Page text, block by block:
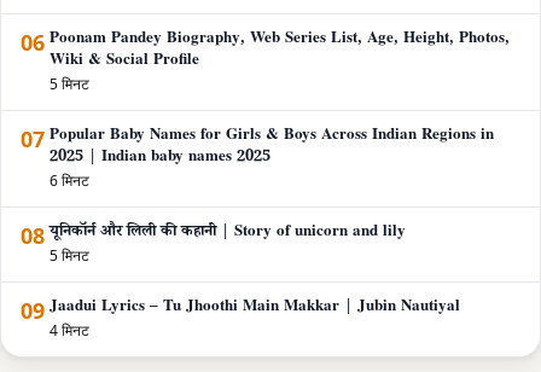
06 Poonam Pandey Biography, Web Series List, Age, Height, Photos,
Wiki & Social Profile
5 मिनट
07 Popular Baby Names for Girls & Boys Across Indian Regions in
2025 | Indian baby names 2025
6 मिनट
08 यूनिकॉर्न और लिली की कहानी | Story of unicorn and lily
5 मिनट
09 Jaadui Lyrics – Tu Jhoothi Main Makkar | Jubin Nautiyal
4 मिनट